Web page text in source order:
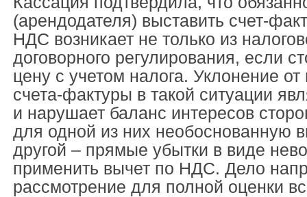
(арендодателя) выставить счет-
НДС возникает не только из
договорного регулирования, если
цену с учетом налога. Уклонение
счета-фактуры в такой ситуации
и нарушает баланс интересов
для одной из них необоснованную
другой – прямые убытки в виде
применить вычет по НДС. Дело
рассмотрение для полной оценки